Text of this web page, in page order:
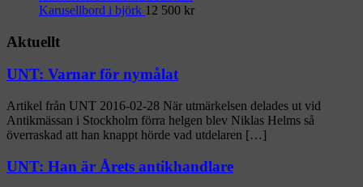
Karusellbord i björk 12 500 kr
Aktuellt
UNT: Varnar för nymålat
Artikel från UNT 2016-02-28 När utmärkelsen delades ut vid
Antikmässan i Stockholm förra helgen blev Niklas Helms så
överraskad att han knappt hörde vad utdelaren […]
UNT: Han är Årets antikhandlare